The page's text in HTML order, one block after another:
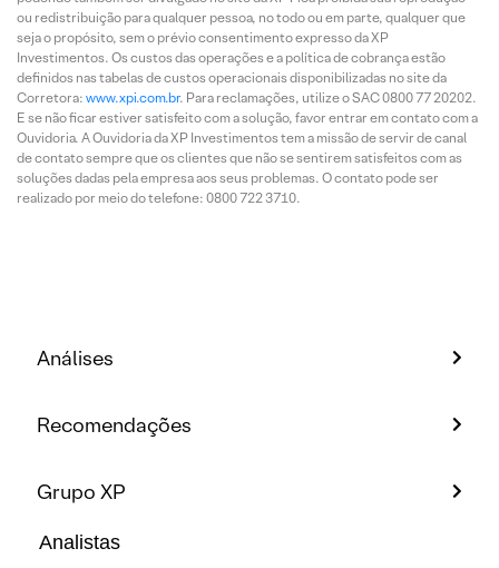
ou redistribuição para qualquer pessoa, no todo ou em parte, qualquer que
seja o propósito, sem o prévio consentimento expresso da XP
Investimentos. Os custos das operações e a política de cobrança estão
definidos nas tabelas de custos operacionais disponibilizadas no site da
Corretora: www.xpi.com.br. Para reclamações, utilize o SAC 0800 77 20202.
E se não ficar estiver satisfeito com a solução, favor entrar em contato com a
Ouvidoria. A Ouvidoria da XP Investimentos tem a missão de servir de canal
de contato sempre que os clientes que não se sentirem satisfeitos com as
soluções dadas pela empresa aos seus problemas. O contato pode ser
realizado por meio do telefone: 0800 722 3710.
Análises
Recomendações
Grupo XP
Analistas